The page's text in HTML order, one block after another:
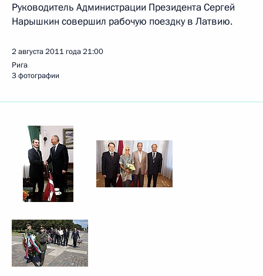
Руководитель Администрации Президента Сергей
Нарышкин совершил рабочую поездку в Латвию.
2 августа 2011 года21:00
Рига
3 фотографии